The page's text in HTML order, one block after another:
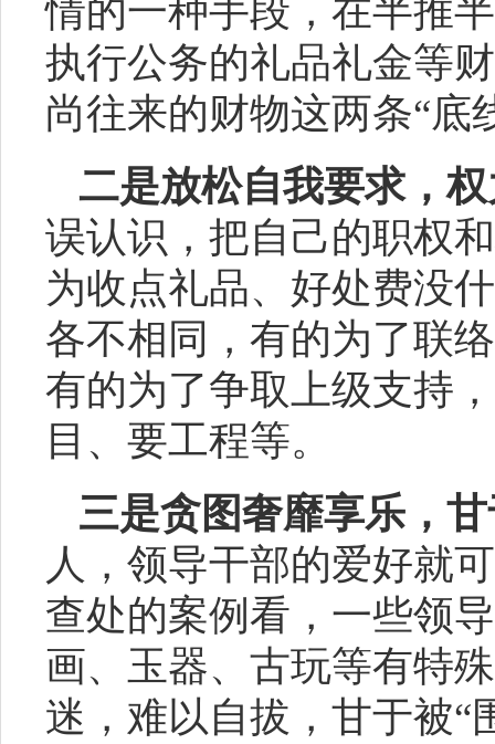
情的一种手段，在半推
执行公务的礼品礼金等
尚往来的财物这两条“底
二是放松自我要求，
误认识，把自己的职权
为收点礼品、好处费没
各不相同，有的为了联
有的为了争取上级支持
目、要工程等。
三是贪图奢靡享乐，
人，领导干部的爱好就
查处的案例看，一些领
画、玉器、古玩等有特
迷，难以自拔，甘于被“